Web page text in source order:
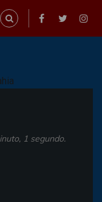
1 segundo.